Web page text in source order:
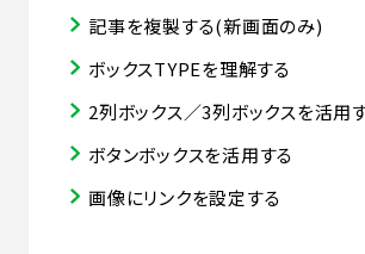
記事を複製する(新画面のみ)
ボックスTYPEを理解する
2列ボックス／3列ボックスを活用
ボタンボックスを活用する
画像にリンクを設定する